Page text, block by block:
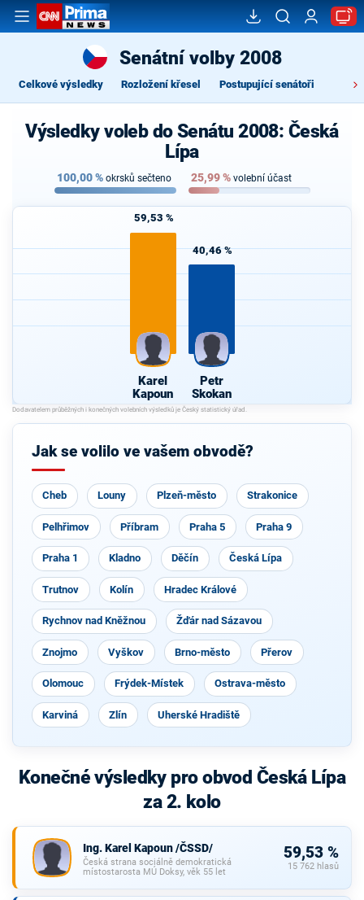
Senátní volby 2008
Celkové výsledky Rozložení křesel Postupující senátoři
Výsledky voleb do Senátu 2008: Česká
Lípa
100,00% okrsků sečteno 25,99% volební účast
59,53 %
Karel
Kapoun
40,46 %
Petr
Skokan
Jak se volilo ve vašem obvodě?
Cheb Louny Plzeň-město Strakonice
Pelhřimov Příbram Praha 5 Praha 9
Praha 1 Kladno Děčín Česká Lípa
Trutnov Kolín Hradec Králové
Rychnov nad Kněžnou Žďár nad Sázavou
Znojmo Vyškov Brno-město Přerov
Olomouc Frýdek-Místek Ostrava-město
Karviná Zlín Uherské Hradiště
Konečné výsledky pro obvod Česká Lípa
za 2. kolo
Ing. Karel Kapoun /ČSSD/
Česká strana sociálně demokratická
místostarosta MÚ Doksy, věk 55 let
59,53 %
15 762 hlasů